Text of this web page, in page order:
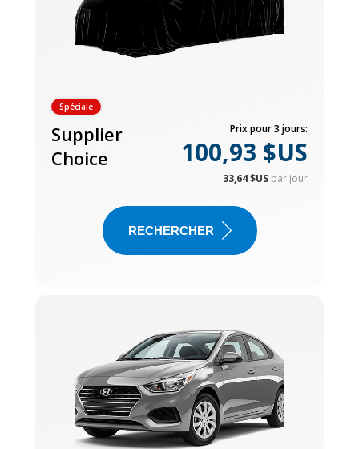
Spéciale
Supplier
Choice
Prix pour 3 jours:
100,93 $US
33,64 $US par jour
RECHERCHER